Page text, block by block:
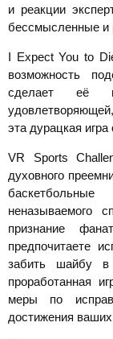
и реакции
бессмысленные и
I Expect You to
возможность
сделает её
эта дурацкая игра
VR Sports
духовного
неназываемого
признание
предпочитаете
забить шайбу в
проработанная
меры по
достижения ваших